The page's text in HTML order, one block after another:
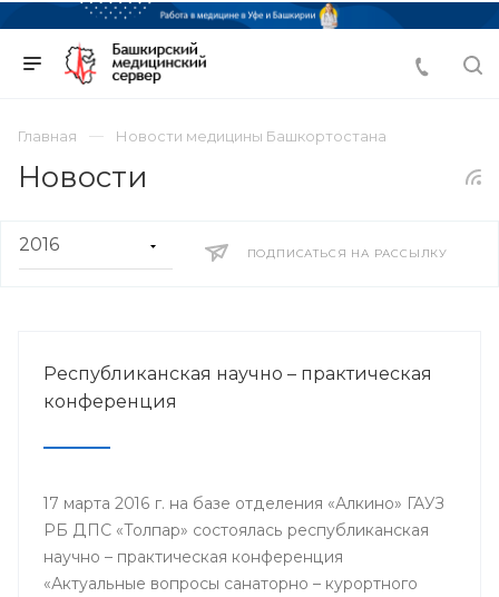
Главная Новости медицины Башкортостана
Новости
ПОДПИСАТЬСЯ НА РАССЫЛКУ
Республиканская научно – практическая
конференция
17 марта 2016 г. на базе отделения «Алкино» ГАУЗ
РБ ДПС «Толпар» состоялась республиканская
научно – практическая конференция
«Актуальные вопросы санаторно – курортного